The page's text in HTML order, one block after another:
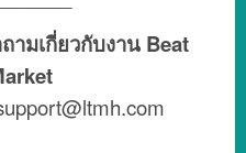
มเกี่ยวกับงาน Beat